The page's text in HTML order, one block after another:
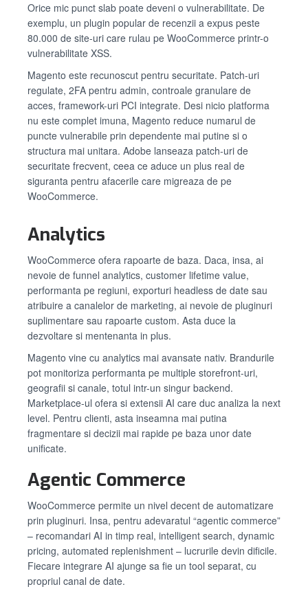
Orice mic punct slab poate deveni o vulnerabilitate. De
exemplu, un plugin popular de recenzii a expus peste
80.000 de site-uri care rulau pe WooCommerce printr-o
vulnerabilitate XSS.
Magento este recunoscut pentru securitate. Patch-uri
regulate, 2FA pentru admin, controale granulare de
acces, framework-uri PCI integrate. Desi nicio platforma
nu este complet imuna, Magento reduce numarul de
puncte vulnerabile prin dependente mai putine si o
structura mai unitara. Adobe lanseaza patch-uri de
securitate frecvent, ceea ce aduce un plus real de
siguranta pentru afacerile care migreaza de pe
WooCommerce.
Analytics
WooCommerce ofera rapoarte de baza. Daca, insa, ai
nevoie de funnel analytics, customer lifetime value,
performanta pe regiuni, exporturi headless de date sau
atribuire a canalelor de marketing, ai nevoie de pluginuri
suplimentare sau rapoarte custom. Asta duce la
dezvoltare si mentenanta in plus.
Magento vine cu analytics mai avansate nativ. Brandurile
pot monitoriza performanta pe multiple storefront-uri,
geografii si canale, totul intr-un singur backend.
Marketplace-ul ofera si extensii AI care duc analiza la next
level. Pentru clienti, asta inseamna mai putina
fragmentare si decizii mai rapide pe baza unor date
unificate.
Agentic Commerce
WooCommerce permite un nivel decent de automatizare
prin pluginuri. Insa, pentru adevaratul “agentic commerce”
– recomandari AI in timp real, intelligent search, dynamic
pricing, automated replenishment – lucrurile devin dificile.
Fiecare integrare AI ajunge sa fie un tool separat, cu
propriul canal de date.